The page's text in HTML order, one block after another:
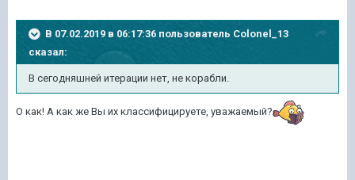
В 07.02.2019 в 06:17:36 пользователь Colonel_13
сказал:
В сегодняшней итерации нет, не корабли.
О как! А как же Вы их классифицируете, уважаемый?